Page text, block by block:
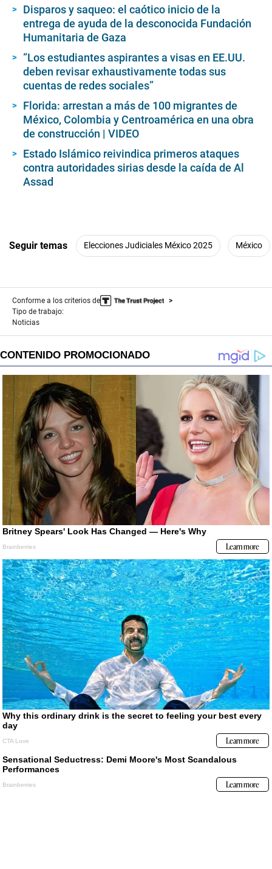
Disparos y saqueo: el caótico inicio de la
entrega de ayuda de la desconocida Fundación
Humanitaria de Gaza
“Los estudiantes aspirantes a visas en EE.UU.
deben revisar exhaustivamente todas sus
cuentas de redes sociales”
Florida: arrestan a más de 100 migrantes de
México, Colombia y Centroamérica en una obra
de construcción | VIDEO
Estado Islámico reivindica primeros ataques
contra autoridades sirias desde la caída de Al
Assad
Seguir temas Elecciones Judiciales México 2025 México
Conforme a los criterios de
Tipo de trabajo:
Noticias